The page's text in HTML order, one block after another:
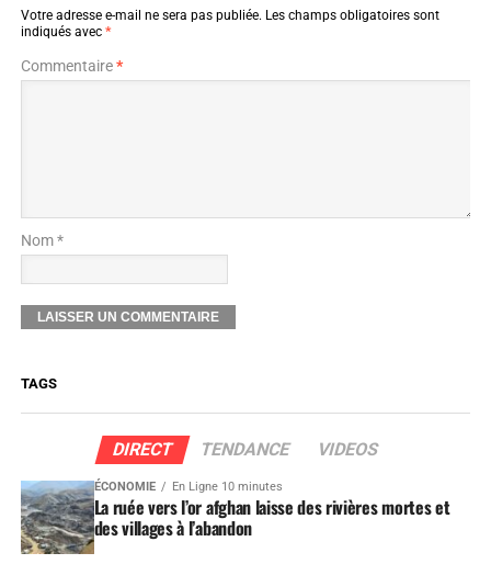
Votre adresse e-mail ne sera pas publiée. Les champs obligatoires sont
indiqués avec *
Commentaire*
Nom *
TAGS
DIRECT TENDANCE VIDEOS
ÉCONOMIE En Ligne 10 minutes
La ruée vers l’or afghan laisse des rivières mortes et
des villages à l’abandon